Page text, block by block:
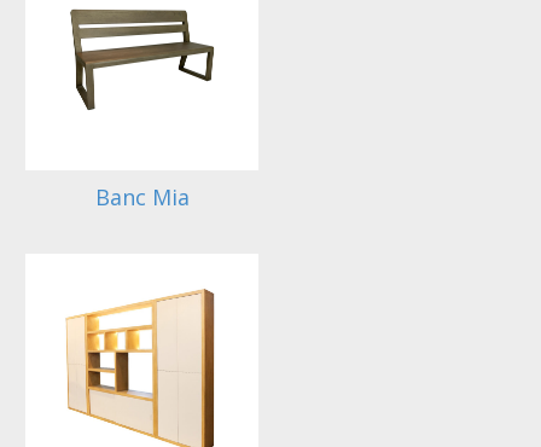
Banc Mia